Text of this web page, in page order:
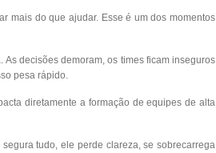
mais do que ajudar. Esse é um dos momentos
decisões demoram, os times ficam inseguros
pesa rápido.
diretamente a formação de equipes de alta
tudo, ele perde clareza, se sobrecarrega